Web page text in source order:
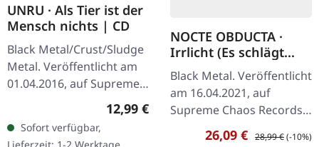
UNRU · Als Tier ist der
Mensch nichts | CD
Black Metal/Crust/Sludge
Metal. Veröffentlicht am
01.04.2016, auf Supreme
Chaos Records. Limitierte
CD im Jewelcase. Aus dem
Underground-Nichts…
Regulärer Preis:
12,99 €
Sofort verfügbar,
Lieferzeit: 1-2 Werktage
NOCTE OBDUCTA ·
Irrlicht (Es schlägt
dem Mond ein kaltes
Herz) | SPLATTER 2LP
Black Metal. Veröffentlicht
am 16.04.2021, auf
Supreme Chaos Records.
Ultra Clear Doppel-Vinyl
Verkaufspreis:
26,09 € Regulärer Preis:
28,99 €(-10%)